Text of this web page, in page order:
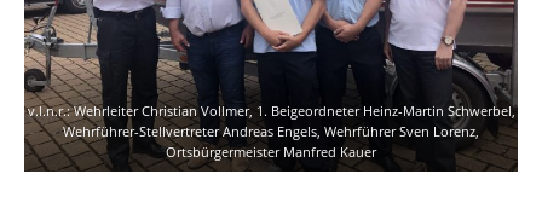
v.l.n.r.: Wehrleiter Christian Vollmer, 1. Beigeordneter Heinz-Martin Schwerbel,
Wehrführer-Stellvertreter Andreas Engels, Wehrführer Sven Lorenz,
Ortsbürgermeister Manfred Kauer